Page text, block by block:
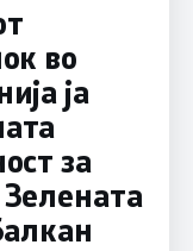
во
ја
за